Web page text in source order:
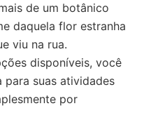
de um botânico
daquela flor estranha
viu na rua.
disponíveis, você
suas atividades
por